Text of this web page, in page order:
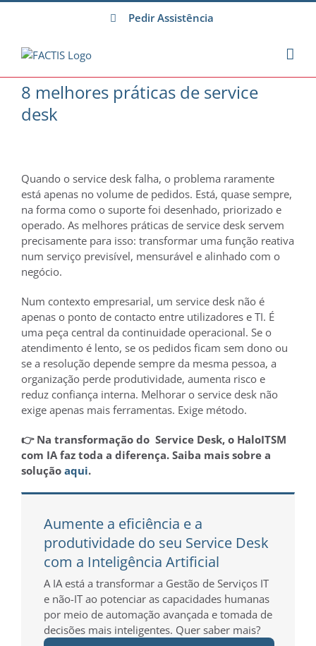
Pedir Assistência
8 melhores práticas de service
desk
Quando o service desk falha, o problema raramente
está apenas no volume de pedidos. Está, quase sempre,
na forma como o suporte foi desenhado, priorizado e
operado. As melhores práticas de service desk servem
precisamente para isso: transformar uma função reativa
num serviço previsível, mensurável e alinhado com o
negócio.
Num contexto empresarial, um service desk não é
apenas o ponto de contacto entre utilizadores e TI. É
uma peça central da continuidade operacional. Se o
atendimento é lento, se os pedidos ficam sem dono ou
se a resolução depende sempre da mesma pessoa, a
organização perde produtividade, aumenta risco e
reduz confiança interna. Melhorar o service desk não
exige apenas mais ferramentas. Exige método.
👉 Na transformação do Service Desk, o HaloITSM
com IA faz toda a diferença. Saiba mais sobre a
solução aqui.
Aumente a eficiência e a
produtividade do seu Service Desk
com a Inteligência Artificial
A IA está a transformar a Gestão de Serviços IT
e não-IT ao potenciar as capacidades humanas
por meio de automação avançada e tomada de
decisões mais inteligentes. Quer saber mais?